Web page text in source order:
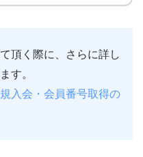
頂く際に、さらに詳し
す。
入会・会員番号取得の